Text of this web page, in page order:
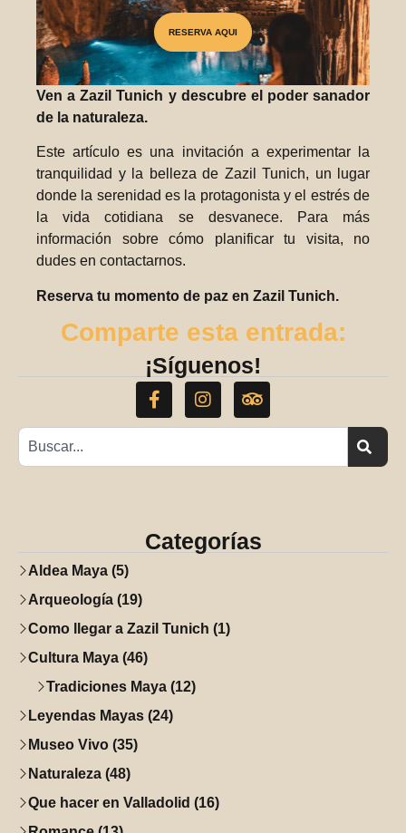
RESERVA AQUI
PREMIO NACIONAL
Ven a Zazil Tunich y descubre el poder sanador
de la naturaleza.
Este artículo es una invitación a experimentar la
tranquilidad y la belleza de Zazil Tunich, un lugar
donde la serenidad es la protagonista y el estrés de
la vida cotidiana se desvanece. Para más
información sobre cómo planificar tu visita, no
dudes en contactarnos.
Reserva tu momento de paz en Zazil Tunich.
Comparte esta entrada:
¡Síguenos!
Categorías
Aldea Maya (5)
Arqueología (19)
Como llegar a Zazil Tunich (1)
Cultura Maya (46)
Tradiciones Maya (12)
Leyendas Mayas (24)
Museo Vivo (35)
Naturaleza (48)
Que hacer en Valladolid (16)